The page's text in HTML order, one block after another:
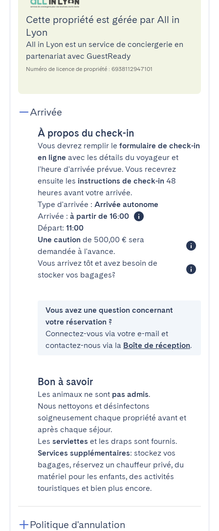
Cette propriété est gérée par All in
Lyon
All in Lyon est un service de conciergerie en
partenariat avec GuestReady
Numéro de licence de propriété : 6938112947101
Arrivée
À propos du check-in
Vous devrez remplir le formulaire de check-in
en ligne avec les détails du voyageur et
l'heure d'arrivée prévue. Vous recevrez
ensuite les instructions de check-in 48
heures avant votre arrivée.
Type d'arrivée : Arrivée autonome
Arrivée : à partir de 16:00
Départ: 11:00
Une caution de 500,00 € sera
demandée à l'avance.
Vous arrivez tôt et avez besoin de
stocker vos bagages?
Vous avez une question concernant
votre réservation ?
Connectez-vous via votre e-mail et
contactez-nous via la Boîte de réception.
Bon à savoir
Les animaux ne sont pas admis.
Nous nettoyons et désinfectons
soigneusement chaque propriété avant et
après chaque séjour.
Les serviettes et les draps sont fournis.
Services supplémentaires: stockez vos
bagages, réservez un chauffeur privé, du
matériel pour les enfants, des activités
touristiques et bien plus encore.
Politique d'annulation